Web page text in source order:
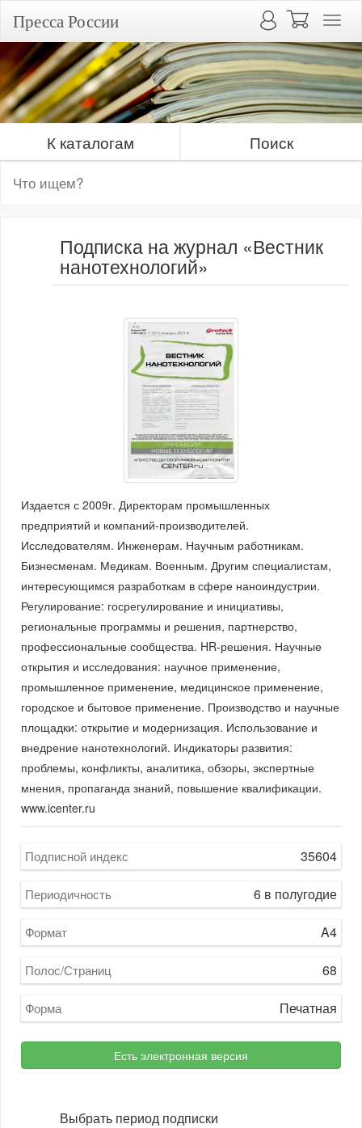
Пресса России
К каталогам Поиск
Подписка на журнал «Вестник
нанотехнологий»
Издается с 2009г. Директорам промышленных
предприятий и компаний-производителей.
Исследователям. Инженерам. Научным работникам.
Бизнесменам. Медикам. Военным. Другим специалистам,
интересующимся разработкам в сфере наноиндустрии.
Регулирование: госрегулирование и инициативы,
региональные программы и решения, партнерство,
профессиональные сообщества. HR-решения. Научные
открытия и исследования: научное применение,
промышленное применение, медицинское применение,
городское и бытовое применение. Производство и научные
площадки: открытие и модернизация. Использование и
внедрение нанотехнологий. Индикаторы развития:
проблемы, конфликты, аналитика, обзоры, экспертные
мнения, пропаганда знаний, повышение квалификации.
www.icenter.ru
Подписной индекс 35604
Периодичность 6 в полугодие
Формат A4
Полос/Страниц 68
Форма Печатная
Есть электронная версия
Выбрать период подписки